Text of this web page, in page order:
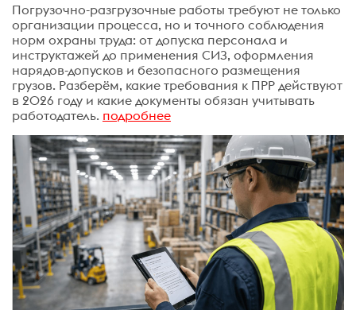
Погрузочно-разгрузочные работы требуют не только
организации процесса, но и точного соблюдения
норм охраны труда: от допуска персонала и
инструктажей до применения СИЗ, оформления
нарядов-допусков и безопасного размещения
грузов. Разберём, какие требования к ПРР действуют
в 2026 году и какие документы обязан учитывать
работодатель. подробнее